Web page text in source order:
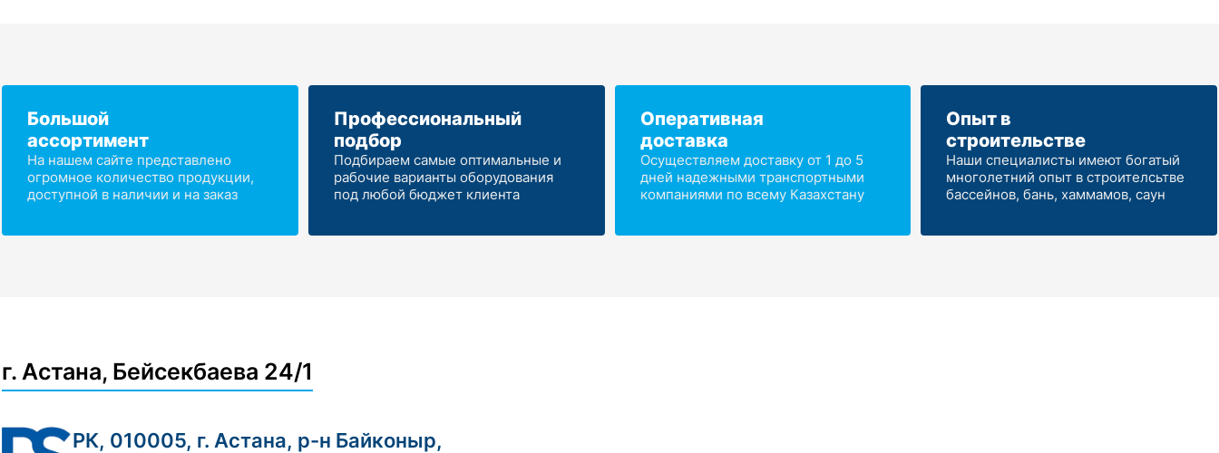
Большой
ассортимент
На нашем сайте представлено
огромное количество продукции,
доступной в наличии и на заказ
Профессиональный
подбор
Подбираем самые оптимальные и
рабочие варианты оборудования
под любой бюджет клиента
Оперативная
доставка
Осуществляем доставку от 1 до 5
дней надежными транспортными
компаниями по всему Казахстану
Опыт в
строительстве
Наши специалисты имеют богатый
многолетний опыт в строителсьтве
бассейнов, бань, хаммамов, саун
г. Астана, Бейсекбаева 24/1
РК, 010005, г. Астана, р-н Байконыр,